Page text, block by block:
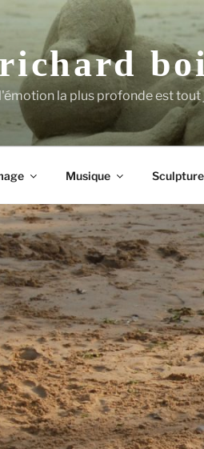
richard
l'émotion la plus profonde est tout
Musique Sculpture